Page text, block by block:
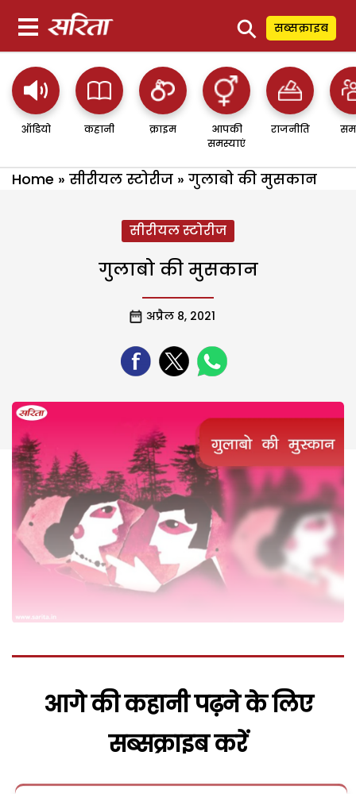
⚲ सब्सक्राइब
ऑडियो कहानी क्राइम
आपकी
समस्याएं
राजनीति
Home » सीरीयल स्टोरीज » गुलाबो की मुसकान
सीरीयल स्टोरीज
गुलाबो की मुसकान
अप्रैल 8, 2021
आगे की कहानी पढ़ने के लिए
सब्सक्राइब करें